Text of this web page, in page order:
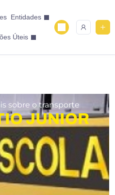
Entidades
Úteis
sobre o transporte
JUNIOR